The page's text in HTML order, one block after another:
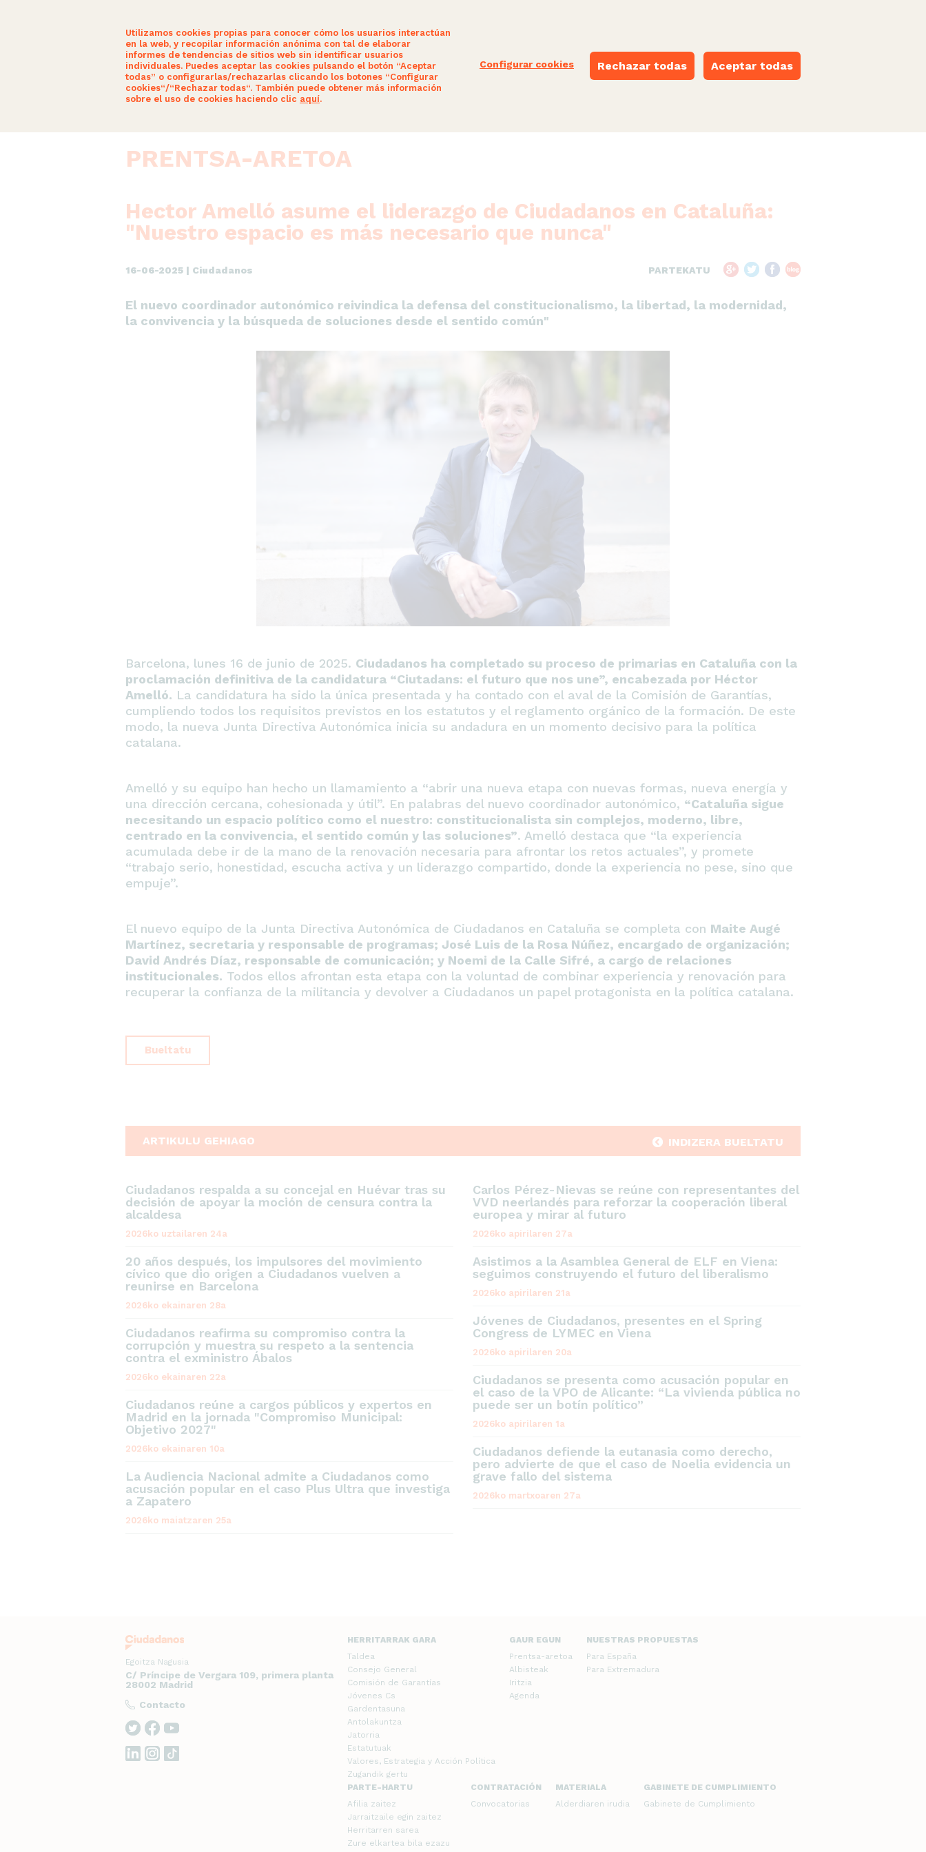
HERRITARRAK GARA GAUR EGUN NUESTRAS PROPUESTAS
Utilizamos cookies propias para conocer cómo los usuarios interactúan
en la web, y recopilar información anónima con tal de elaborar
informes de tendencias de sitios web sin identificar usuarios
individuales. Puedes aceptar las cookies pulsando el botón “Aceptar
todas” o configurarlas/rechazarlas clicando los botones “Configurar
cookies“/“Rechazar todas“. También puede obtener más información
sobre el uso de cookies haciendo clic aquí.
Configurar cookies Rechazar todas Aceptar todas
PRENTSA-ARETOA
Hector Amelló asume el liderazgo de Ciudadanos en Cataluña:
"Nuestro espacio es más necesario que nunca"
PARTEKATU
16-06-2025 | Ciudadanos
El nuevo coordinador autonómico reivindica la defensa del constitucionalismo, la libertad, la modernidad,
la convivencia y la búsqueda de soluciones desde el sentido común"
Barcelona, lunes 16 de junio de 2025. Ciudadanos ha completado su proceso de primarias en Cataluña con la
proclamación definitiva de la candidatura “Ciutadans: el futuro que nos une”, encabezada por Héctor
Amelló. La candidatura ha sido la única presentada y ha contado con el aval de la Comisión de Garantías,
cumpliendo todos los requisitos previstos en los estatutos y el reglamento orgánico de la formación. De este
modo, la nueva Junta Directiva Autonómica inicia su andadura en un momento decisivo para la política
catalana.
Amelló y su equipo han hecho un llamamiento a “abrir una nueva etapa con nuevas formas, nueva energía y
una dirección cercana, cohesionada y útil”. En palabras del nuevo coordinador autonómico, “Cataluña sigue
necesitando un espacio político como el nuestro: constitucionalista sin complejos, moderno, libre,
centrado en la convivencia, el sentido común y las soluciones”. Amelló destaca que “la experiencia
acumulada debe ir de la mano de la renovación necesaria para afrontar los retos actuales”, y promete
“trabajo serio, honestidad, escucha activa y un liderazgo compartido, donde la experiencia no pese, sino que
empuje”.
El nuevo equipo de la Junta Directiva Autonómica de Ciudadanos en Cataluña se completa con Maite Augé
Martínez, secretaria y responsable de programas; José Luis de la Rosa Núñez, encargado de organización;
David Andrés Díaz, responsable de comunicación; y Noemi de la Calle Sifré, a cargo de relaciones
institucionales. Todos ellos afrontan esta etapa con la voluntad de combinar experiencia y renovación para
recuperar la confianza de la militancia y devolver a Ciudadanos un papel protagonista en la política catalana.
Bueltatu
ARTIKULU GEHIAGO INDIZERA BUELTATU
Ciudadanos respalda a su concejal en Huévar tras su
decisión de apoyar la moción de censura contra la
alcaldesa
2026ko uztailaren 24a
20 años después, los impulsores del movimiento
cívico que dio origen a Ciudadanos vuelven a
reunirse en Barcelona
2026ko ekainaren 28a
Ciudadanos reafirma su compromiso contra la
corrupción y muestra su respeto a la sentencia
contra el exministro Ábalos
2026ko ekainaren 22a
Ciudadanos reúne a cargos públicos y expertos en
Madrid en la jornada "Compromiso Municipal:
Objetivo 2027"
2026ko ekainaren 10a
La Audiencia Nacional admite a Ciudadanos como
acusación popular en el caso Plus Ultra que investiga
a Zapatero
2026ko maiatzaren 25a
Carlos Pérez-Nievas se reúne con representantes del
VVD neerlandés para reforzar la cooperación liberal
europea y mirar al futuro
2026ko apirilaren 27a
Asistimos a la Asamblea General de ELF en Viena:
seguimos construyendo el futuro del liberalismo
2026ko apirilaren 21a
Jóvenes de Ciudadanos, presentes en el Spring
Congress de LYMEC en Viena
2026ko apirilaren 20a
Ciudadanos se presenta como acusación popular en
el caso de la VPO de Alicante: “La vivienda pública no
puede ser un botín político”
2026ko apirilaren 1a
Ciudadanos defiende la eutanasia como derecho,
pero advierte de que el caso de Noelia evidencia un
grave fallo del sistema
2026ko martxoaren 27a
Egoitza Nagusia
C/ Príncipe de Vergara 109, primera planta
28002 Madrid
Contacto
HERRITARRAK GARA
Taldea
Consejo General
Comisión de Garantías
Jóvenes Cs
Gardentasuna
Antolakuntza
Jatorria
Estatutuak
Valores, Estrategia y Acción Política
Zugandik gertu
GAUR EGUN
Prentsa-aretoa
Albisteak
Iritzia
Agenda
NUESTRAS PROPUESTAS
Para España
Para Extremadura
PARTE-HARTU
Afilia zaitez
Jarraitzaile egin zaitez
Herritarren sarea
Zure elkartea bila ezazu
CONTRATACIÓN
Convocatorias
MATERIALA
Alderdiaren irudia
GABINETE DE CUMPLIMIENTO
Gabinete de Cumplimiento